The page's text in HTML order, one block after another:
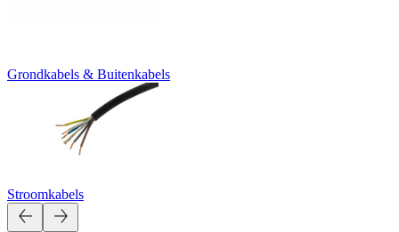
Grondkabels & Buitenkabels
Stroomkabels